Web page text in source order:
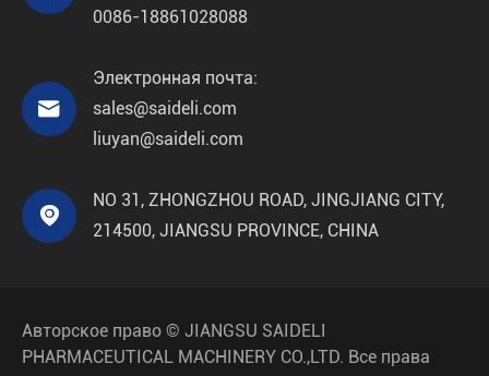
0086-18861028088

Электронная почта:
sales@saideli.com
liuyan@saideli.com

NO 31, ZHONGZHOU ROAD, JINGJIANG CITY,
214500, JIANGSU PROVINCE, CHINA
Авторское право © JIANGSU SAIDELI
PHARMACEUTICAL MACHINERY CO.,LTD. Все права